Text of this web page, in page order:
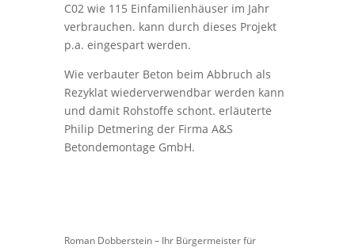
C02 wie 115 Einfamilienhäuser im Jahr
verbrauchen. kann durch dieses Projekt
p.a. eingespart werden.
Wie verbauter Beton beim Abbruch als
Rezyklat wiederverwendbar werden kann
und damit Rohstoffe schont. erläuterte
Philip Detmering der Firma A&S
Betondemontage GmbH.
Roman Dobberstein – Ihr Bürgermeister für